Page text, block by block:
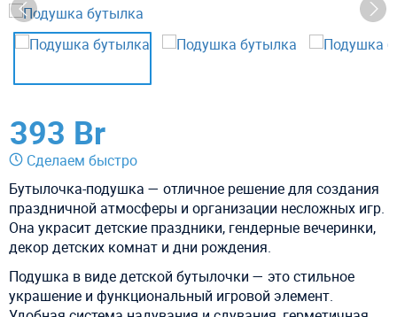
393 Br
Сделаем быстро
Бутылочка-подушка — отличное решение для создания
праздничной атмосферы и организации несложных игр.
Она украсит детские праздники, гендерные вечеринки,
декор детских комнат и дни рождения.
Подушка в виде детской бутылочки — это стильное
украшение и функциональный игровой элемент.